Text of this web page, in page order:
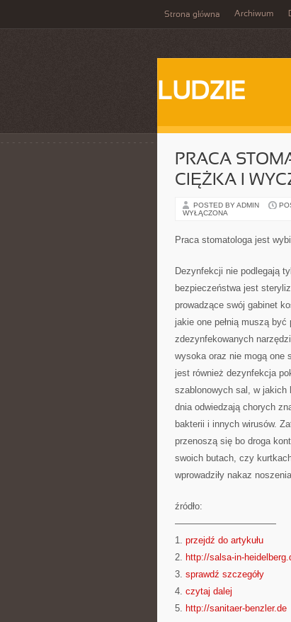
Strona główna Archiwum
LUDZIE
PRACA
CIĘŻKA I
POSTED BY ADMIN
WYŁĄCZONA
Praca stomatologa jest
Dezynfekcji nie podlegają
bezpieczeństwa jest
prowadzące swój gabinet
jakie one pełnią muszą
zdezynfekowanych
wysoka oraz nie mogą one
jest również dezynfekcja
szablonowych sal, w jakich
dnia odwiedzają chorych
bakterii i innych wirusów.
przenoszą się bo droga
swoich butach, czy
wprowadziły nakaz
źródło:
———————————
1. przejdź do artykułu
2. http://salsa-in-
3. sprawdź szczegóły
4. czytaj dalej
5. http://sanitaer-benzler.de